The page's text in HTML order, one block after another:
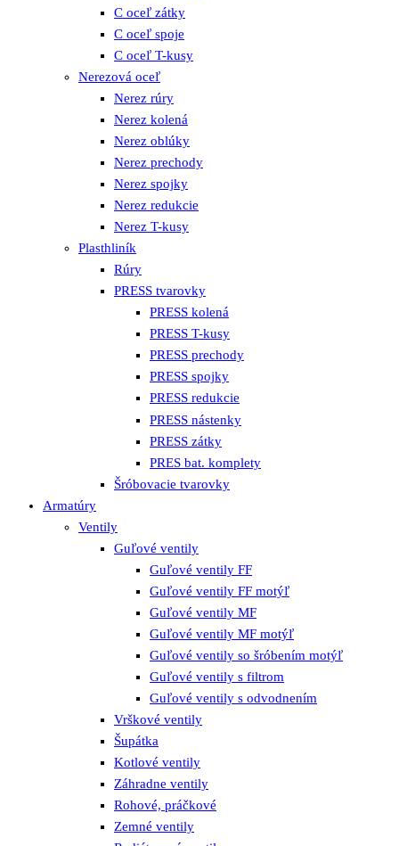
C oceľ zátky
C oceľ spoje
C oceľ T-kusy
Nerezová oceľ
Nerez rúry
Nerez kolená
Nerez oblúky
Nerez prechody
Nerez spojky
Nerez redukcie
Nerez T-kusy
Plasthliník
Rúry
PRESS tvarovky
PRESS kolená
PRESS T-kusy
PRESS prechody
PRESS spojky
PRESS redukcie
PRESS nástenky
PRESS zátky
PRES bat. komplety
Šróbovacie tvarovky
Armatúry
Ventily
Guľové ventily
Guľové ventily FF
Guľové ventily FF motýľ
Guľové ventily MF
Guľové ventily MF motýľ
Guľové ventily so šróbením motýľ
Guľové ventily s filtrom
Guľové ventily s odvodnením
Vrškové ventily
Šupátka
Kotlové ventily
Záhradne ventily
Rohové, práčkové
Zemné ventily